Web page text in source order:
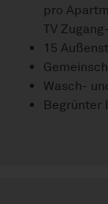
pro
TV
15
Wasch-
Begrünter